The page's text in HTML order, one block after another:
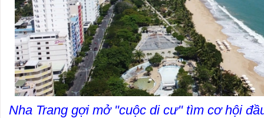
Nha Trang gợi mở "cuộc di cư" tìm cơ hội